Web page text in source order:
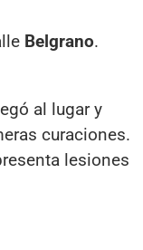
Belgrano.
al lugar y
curaciones.
lesiones